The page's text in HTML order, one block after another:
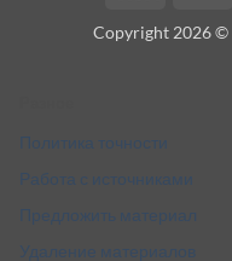
Copyright 2026 ©
Политика точности
Работа с источниками
Предложить материал
Удаление материалов